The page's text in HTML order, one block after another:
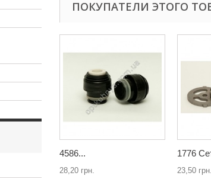
ПОКУПАТЕЛИ ЭТОГО
4586...
28,20 грн.
1776
23,50 грн.